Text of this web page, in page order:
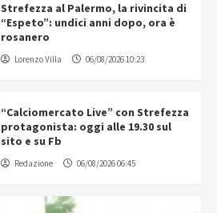
Strefezza al Palermo, la rivincita di
“Espeto”: undici anni dopo, ora è
rosanero
Lorenzo Villa 06/08/2026 10:23
“Calciomercato Live” con Strefezza
protagonista: oggi alle 19.30 sul
sito e su Fb
Redazione 06/08/2026 06:45